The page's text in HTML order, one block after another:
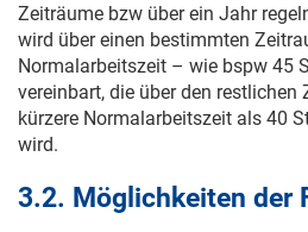
Zeiträume bzw über ein Jahr
wird über einen bestimmten
Normalarbeitszeit – wie bspw 45
vereinbart, die über den restlichen
kürzere Normalarbeitszeit als 40
wird.
3.2. Möglichkeiten der